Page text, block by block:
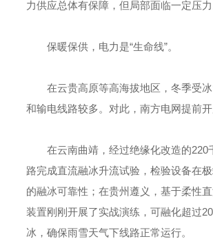
力供应总体有保障，但局部面临一定压力
保暖保供，电力是“生命线”。
在云贵高原等高海拔地区，冬季受
和输电线路较多。对此，南方电网提前开
在云南曲靖，经过绝缘化改造的220
路完成直流融冰升流试验，检验设备在
的融冰可靠性；在贵州遵义，基于柔性
装置刚刚开展了实战演练，可融化超过
冰，确保雨雪天气下线路正常运行。